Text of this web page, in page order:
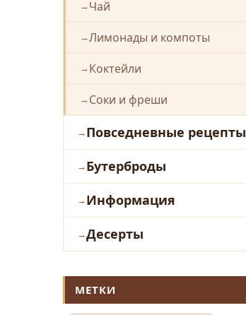
Чай
Лимонады и компоты
Коктейли
Соки и фреши
Повседневные рецепты
Бутерброды
Информация
Десерты
МЕТКИ